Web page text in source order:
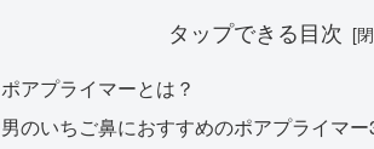
タップできる目次
ポアプライマーとは？
男のいちご鼻におすすめのポアプライマー